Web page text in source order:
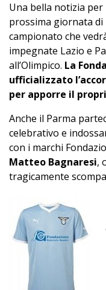
Una bella notizia per
prossima giornata di
campionato che
impegnate Lazio e
all’Olimpico. La
ufficializzato
per apporre il
Anche il Parma
celebrativo e
con i marchi
Matteo Bagnaresi,
tragicamente